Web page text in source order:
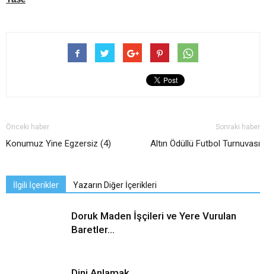
Önceki haber
Konumuz Yine Egzersiz (4)
Sonraki haber
Altın Ödüllü Futbol Turnuvası
İlgili İçerikler Yazarın Diğer İçerikleri
Doruk Maden İşçileri ve Yere Vurulan
Baretler…